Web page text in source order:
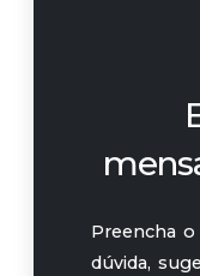
Preencha
dúvida,